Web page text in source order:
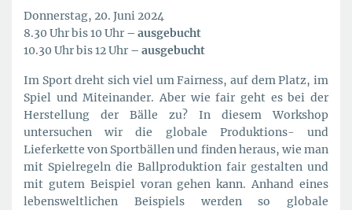
Donnerstag, 20. Juni 2024
8.30 Uhr bis 10 Uhr – ausgebucht
10.30 Uhr bis 12 Uhr – ausgebucht
Im Sport dreht sich viel um Fairness, auf dem Platz, im
Spiel und Miteinander. Aber wie fair geht es bei der
Herstellung der Bälle zu? In diesem Workshop
untersuchen wir die globale Produktions- und
Lieferkette von Sportbällen und finden heraus, wie man
mit Spielregeln die Ballproduktion fair gestalten und
mit gutem Beispiel voran gehen kann. Anhand eines
lebensweltlichen Beispiels werden so globale